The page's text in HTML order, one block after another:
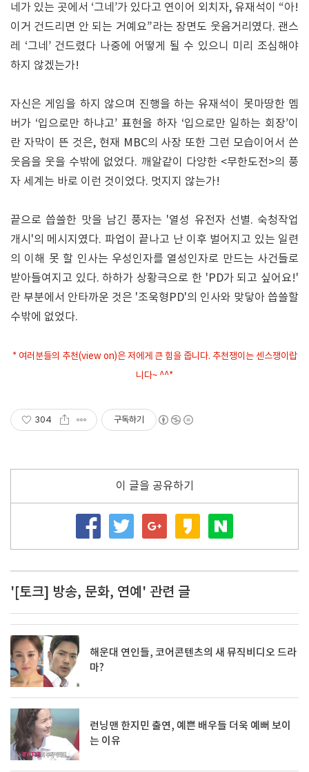
네가 있는 곳에서 ‘그네’가 있다고 연이어 외치자, 유재석이 “아!
이거 건드리면 안 되는 거예요”라는 장면도 웃음거리였다. 괜스
레 ‘그네’ 건드렸다 나중에 어떻게 될 수 있으니 미리 조심해야
하지 않겠는가!
자신은 게임을 하지 않으며 진행을 하는 유재석이 못마땅한 멤
버가 ‘입으로만 하냐고’ 표현을 하자 ‘입으로만 일하는 회장’이
란 자막이 뜬 것은, 현재 MBC의 사장 또한 그런 모습이어서 쓴
웃음을 웃을 수밖에 없었다. 깨알같이 다양한 <무한도전>의 풍
자 세계는 바로 이런 것이었다. 멋지지 않는가!
끝으로 씁쓸한 맛을 남긴 풍자는 '열성 유전자 선별. 숙청작업
개시'의 메시지였다. 파업이 끝나고 난 이후 벌어지고 있는 일련
의 이해 못 할 인사는 우성인자를 열성인자로 만드는 사건들로
받아들여지고 있다. 하하가 상황극으로 한 'PD가 되고 싶어요!'
란 부분에서 안타까운 것은 '조욱형PD'의 인사와 맞닿아 씁쓸할
수밖에 없었다.
* 여러분들의 추천(view on)은 저에게 큰 힘을 줍니다. 추천쟁이는 센스쟁이랍
니다~ ^^*
304 구독하기
이 글을 공유하기
'[토크] 방송, 문화, 연예' 관련 글
해운대 연인들, 코어콘텐츠의 새 뮤직비디오 드라
마?
런닝맨 한지민 출연, 예쁜 배우들 더욱 예뻐 보이
는 이유